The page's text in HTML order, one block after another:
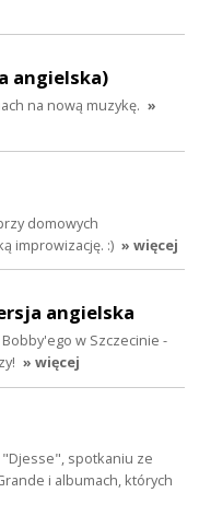
angielska)
na nową muzykę. »
domowych
improwizację. :) » więcej
angielska
w Szczecinie -
» więcej
spotkaniu ze
i albumach, których